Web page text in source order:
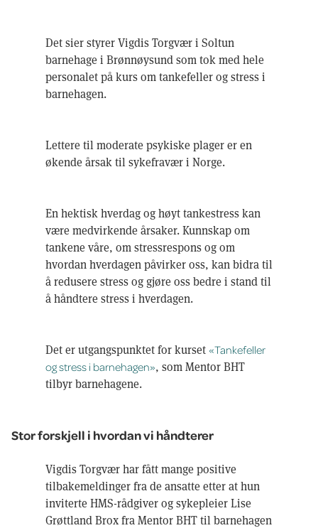
Det sier styrer Vigdis Torgvær i Soltun
barnehage i Brønnøysund som tok med hele
personalet på kurs om tankefeller og stress i
barnehagen.
Lettere til moderate psykiske plager er en
økende årsak til sykefravær i Norge.
En hektisk hverdag og høyt tankestress kan
være medvirkende årsaker. Kunnskap om
tankene våre, om stressrespons og om
hvordan hverdagen påvirker oss, kan bidra til
å redusere stress og gjøre oss bedre i stand til
å håndtere stress i hverdagen.
Det er utgangspunktet for kurset «Tankefeller
og stress i barnehagen», som Mentor BHT
tilbyr barnehagene.
Stor forskjell i hvordan vi håndterer
Vigdis Torgvær har fått mange positive
tilbakemeldinger fra de ansatte etter at hun
inviterte HMS-rådgiver og sykepleier Lise
Grøttland Brox fra Mentor BHT til barnehagen